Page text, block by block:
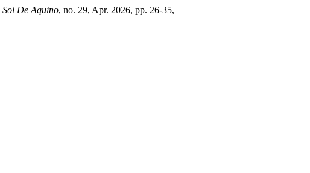
Sol De Aquino, no. 29, Apr. 2026, pp. 26-35,